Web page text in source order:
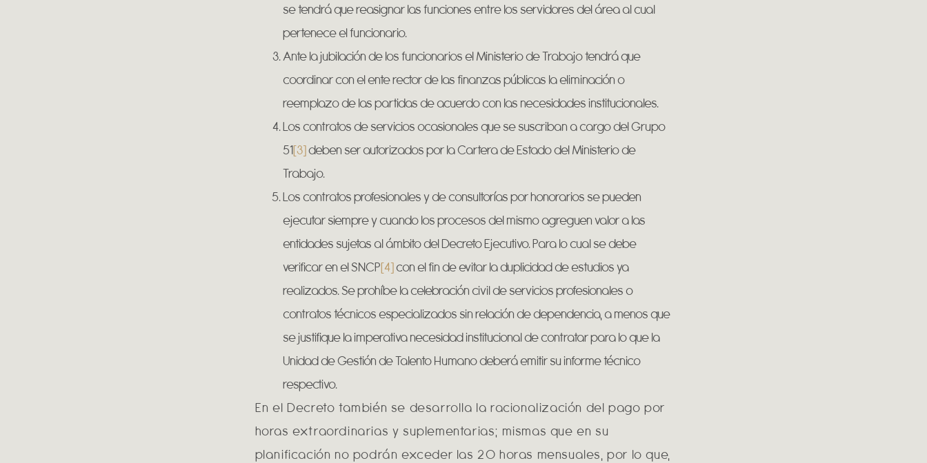
se tendrá que reasignar las funciones entre los servidores del área al cual
pertenece el funcionario.
Ante la jubilación de los funcionarios el Ministerio de Trabajo tendrá que
coordinar con el ente rector de las finanzas públicas la eliminación o
reemplazo de las partidas de acuerdo con las necesidades institucionales.
Los contratos de servicios ocasionales que se suscriban a cargo del Grupo
51[3]deben ser autorizados por la Cartera de Estado del Ministerio de
Trabajo.
Los contratos profesionales y de consultorías por honorarios se pueden
ejecutar siempre y cuando los procesos del mismo agreguen valor a las
entidades sujetas al ámbito del Decreto Ejecutivo. Para lo cual se debe
verificar en el SNCP[4]con el fin de evitar la duplicidad de estudios ya
realizados. Se prohíbe la celebración civil de servicios profesionales o
contratos técnicos especializados sin relación de dependencia, a menos que
se justifique la imperativa necesidad institucional de contratar para lo que la
Unidad de Gestión de Talento Humano deberá emitir su informe técnico
respectivo.
En el Decreto también se desarrolla la racionalización del pago por
horas extraordinarias y suplementarias; mismas que en su
planificación no podrán exceder las 20 horas mensuales, por lo que,